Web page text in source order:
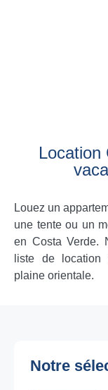
Location
Louez un
une tente ou un
en Costa Verde.
liste de location
plaine orientale.
Notre